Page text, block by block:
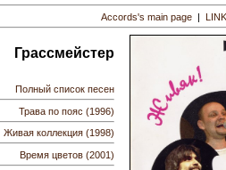
Accords's main page |
Грассмейстер
Полный список песен
Трава по пояс (1996)
Живая коллекция (1998)
Время цветов (2001)